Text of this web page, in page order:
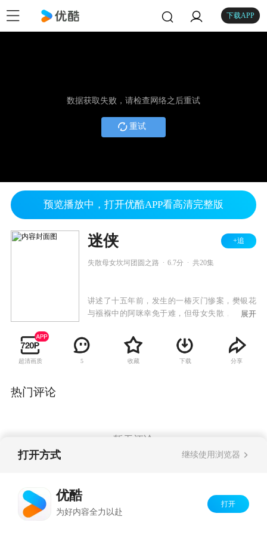
下载APP
数据获取失败，请检查网络之后重试
重试
预览播放中，打开优酷APP看高清完整版
迷侠 +追
失散母女坎坷团圆之路 6.7分 共20集
讲述了十五年前，发生的一椿灭门惨案，樊银花
与襁褓中的阿咪幸免于难，但母女失散，沦落妓
聘雇武林高人骆震天及巴武寻亲。樊银花在边省
荒村小镇开设客栈，艳名远播但力持清白，阿咪
一行渡河受阻下榻于此。对巴武而言，他极想成
展开
超清画质 5 收藏 下载 分享
热门评论
暂无评论
打开方式 继续使用浏览器
优酷
为好内容全力以赴
打开